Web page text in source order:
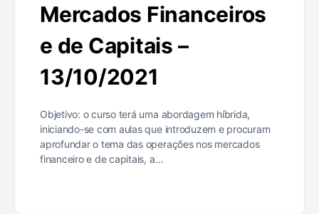
Mercados Financeiros
e de Capitais –
13/10/2021
Objetivo: o curso terá uma abordagem híbrida,
iniciando-se com aulas que introduzem e procuram
aprofundar o tema das operações nos mercados
financeiro e de capitais, a…